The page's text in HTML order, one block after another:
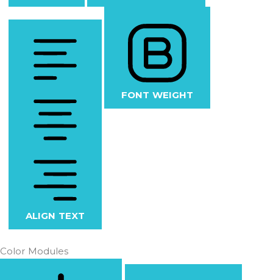
ALIGN TEXT
FONT WEIGHT
Color Modules